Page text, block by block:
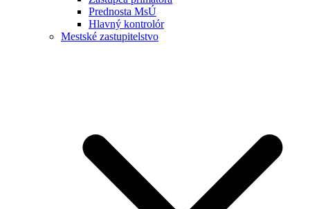
Prednosta MsÚ
Hlavný kontrolór
Mestské zastupitelstvo